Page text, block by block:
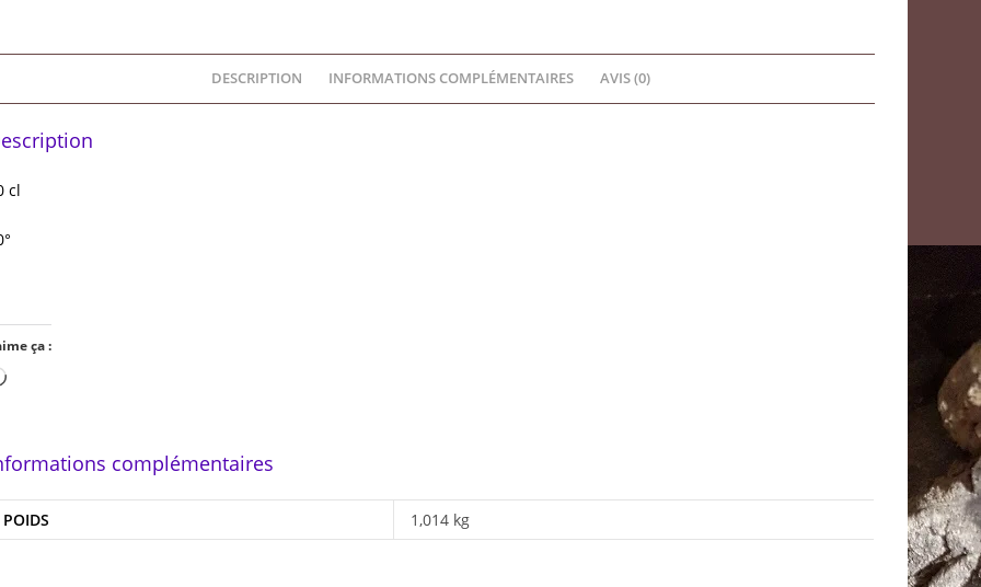
DESCRIPTION INFORMATIONS COMPLÉMENTAIRES AVIS (0)
cl
ça :
Chargement…
complémentaires
POIDS 1,014 kg